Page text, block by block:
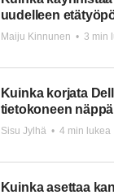
uudelleen
Maiju Kinnunen • 3 min
Kuinka korjata
tietokoneen
Sisu Jylhä • 4 min lukea
Kuinka asettaa